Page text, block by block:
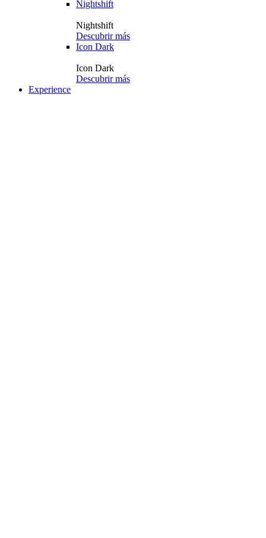
Nightshift
Nightshift
Descubrir más
Icon Dark
Icon Dark
Descubrir más
Experience